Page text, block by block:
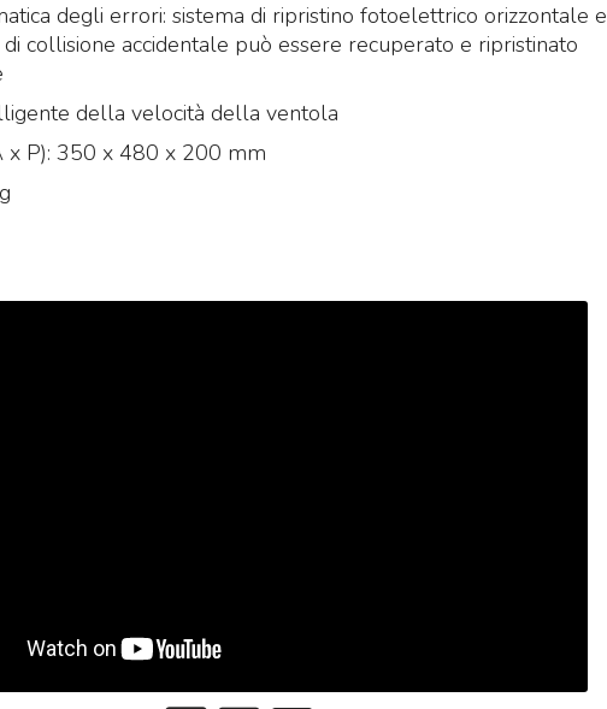
degli errori: sistema di ripristino fotoelettrico orizzontale e
di collisione accidentale può essere recuperato e ripristinato
della velocità della ventola
x P): 350 x 480 x 200 mm